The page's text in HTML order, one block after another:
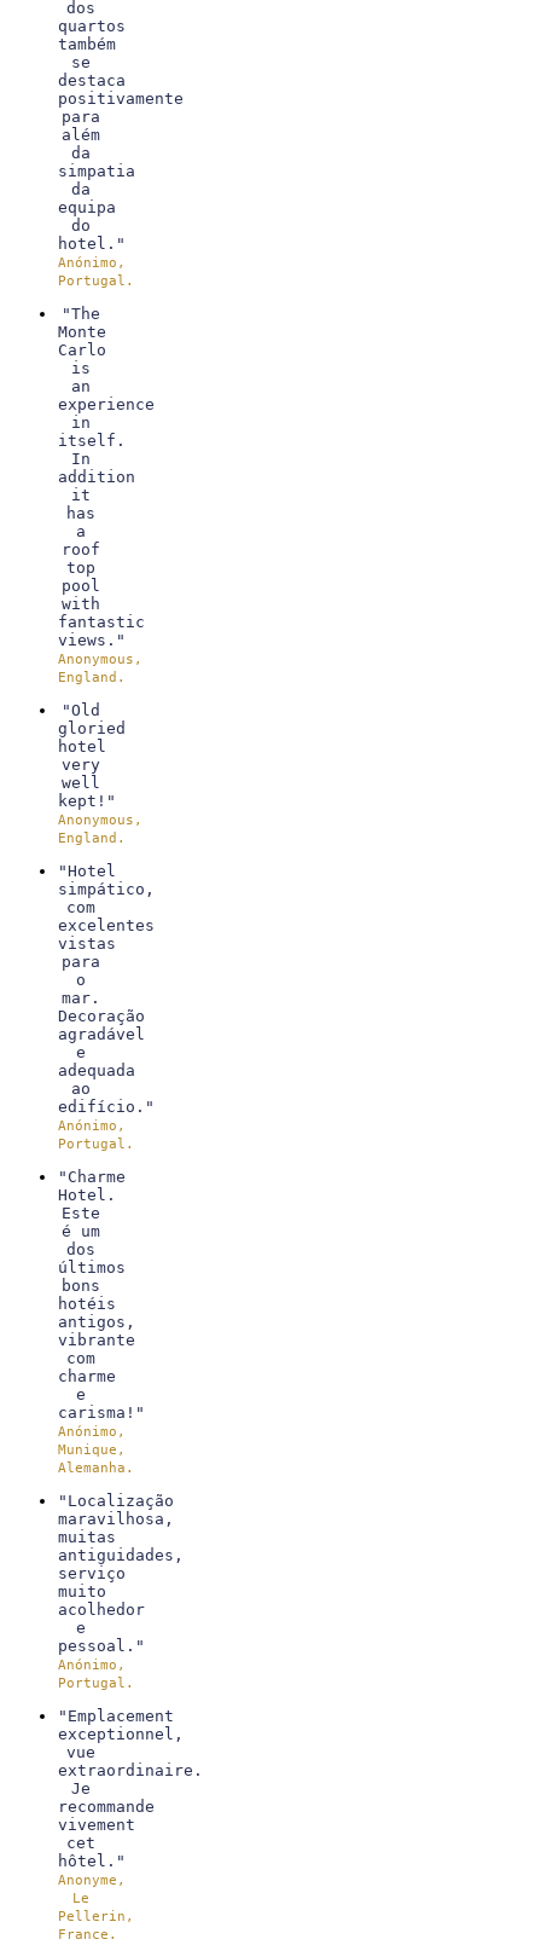
dos
quartos
também
se
destaca
positivamente
para
além
da
simpatia
da
equipa
do
hotel."
Anónimo,
Portugal.
"The
Monte
Carlo
is
an
experience
in
itself.
In
addition
it
has
a
roof
top
pool
with
fantastic
views."
Anonymous,
England.
"Old
gloried
hotel
very
well
kept!"
Anonymous,
England.
"Hotel
simpático,
com
excelentes
vistas
para
o
mar.
Decoração
agradável
e
adequada
ao
edifício."
Anónimo,
Portugal.
"Charme
Hotel.
Este
é um
dos
últimos
bons
hotéis
antigos,
vibrante
com
charme
e
carisma!"
Anónimo,
Munique,
Alemanha.
"Localização
maravilhosa,
muitas
antiguidades,
serviço
muito
acolhedor
e
pessoal."
Anónimo,
Portugal.
"Emplacement
exceptionnel,
vue
extraordinaire.
Je
recommande
vivement
cet
hôtel."
Anonyme,
Le
Pellerin,
France.